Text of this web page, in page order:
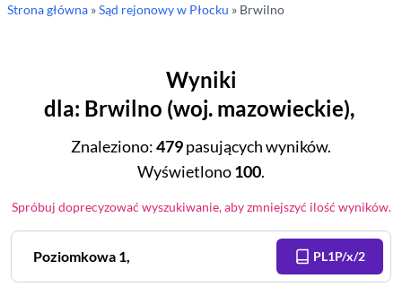
Strona główna »Sąd rejonowyw Płocku » Brwilno
Wyniki
dla: Brwilno (woj. mazowieckie),
Znaleziono:479pasujących wyników.
Wyświetlono100.
Spróbuj doprecyzować wyszukiwanie, aby zmniejszyć ilość wyników.
Poziomkowa 1, PL1P/x/2